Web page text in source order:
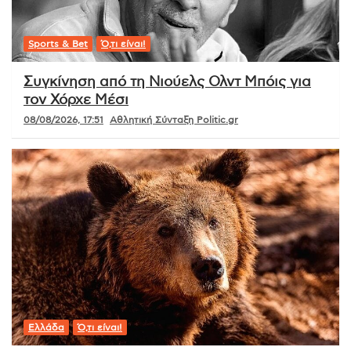
Sports & Bet Ό,τι είναι!
Συγκίνηση από τη Νιούελς Ολντ Μπόις για
τον Χόρχε Μέσι
08/08/2026, 17:51 Αθλητική Σύνταξη Politic.gr
Ελλάδα Ό,τι είναι!